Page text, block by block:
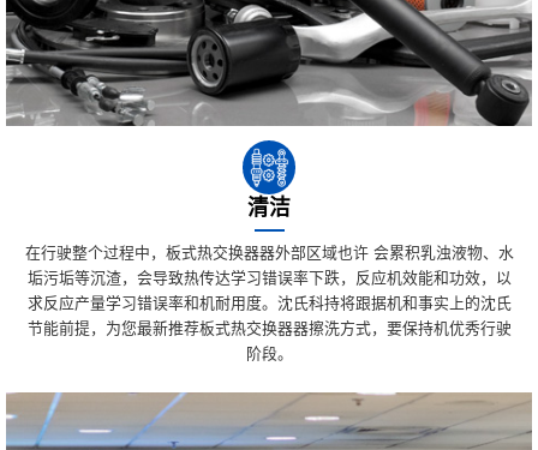
清洁
在行驶整个过程中，板式热交换器器外部区域也许 会累积乳浊液物、水
垢污垢等沉渣，会导致热传达学习错误率下跌，反应机效能和功效，以
求反应产量学习错误率和机耐用度。沈氏科持将跟据机和事实上的沈氏
节能前提，为您最新推荐板式热交换器器擦洗方式，要保持机优秀行驶
阶段。